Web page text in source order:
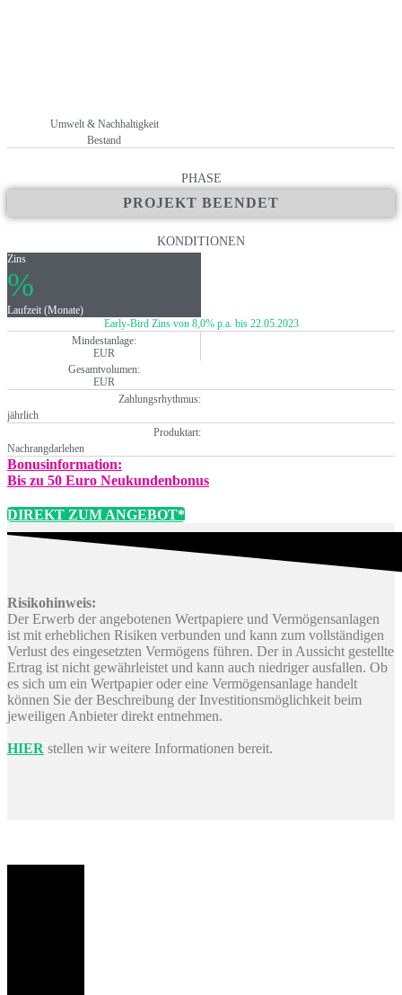
Umwelt & Nachhaltigkeit
Bestand
PHASE
PROJEKT BEENDET
KONDITIONEN
Zins
%
Laufzeit (Monate)
Early-Bird Zins von 8,0% p.a. bis 22.05.2023
Mindestanlage:
EUR
Gesamtvolumen:
EUR
Zahlungsrhythmus:
jährlich
Produktart:
Nachrangdarlehen
Bonusinformation:
Bis zu 50 Euro Neukundenbonus
DIREKT ZUM ANGEBOT*
Risikohinweis:
Der Erwerb der angebotenen Wertpapiere und Vermögensanlagen
ist mit erheblichen Risiken verbunden und kann zum vollständigen
Verlust des eingesetzten Vermögens führen. Der in Aussicht gestellte
Ertrag ist nicht gewährleistet und kann auch niedriger ausfallen. Ob
es sich um ein Wertpapier oder eine Vermögensanlage handelt
können Sie der Beschreibung der Investitionsmöglichkeit beim
jeweiligen Anbieter direkt entnehmen.
HIER stellen wir weitere Informationen bereit.